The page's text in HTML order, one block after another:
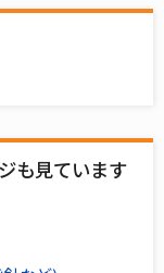
も見ています